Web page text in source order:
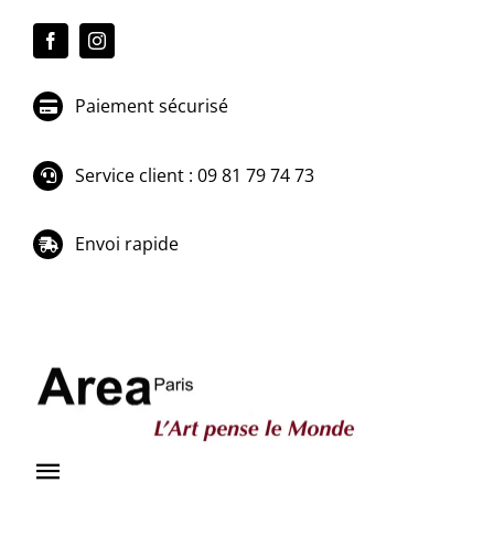
Paiement sécurisé
Service client : 09 81 79 74 73
Envoi rapide
Toggle